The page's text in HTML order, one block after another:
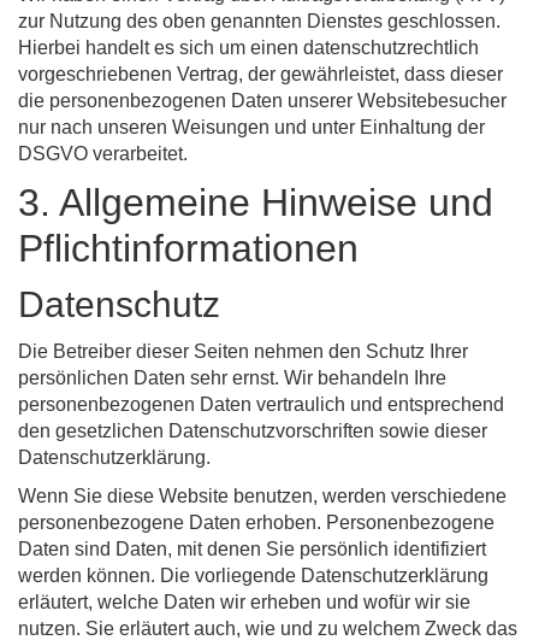
zur Nutzung des oben genannten Dienstes geschlossen.
Hierbei handelt es sich um einen datenschutzrechtlich
vorgeschriebenen Vertrag, der gewährleistet, dass dieser
die personenbezogenen Daten unserer Websitebesucher
nur nach unseren Weisungen und unter Einhaltung der
DSGVO verarbeitet.
3. Allgemeine Hinweise und
Pflicht­informationen
Datenschutz
Die Betreiber dieser Seiten nehmen den Schutz Ihrer
persönlichen Daten sehr ernst. Wir behandeln Ihre
personenbezogenen Daten vertraulich und entsprechend
den gesetzlichen Datenschutzvorschriften sowie dieser
Datenschutzerklärung.
Wenn Sie diese Website benutzen, werden verschiedene
personenbezogene Daten erhoben. Personenbezogene
Daten sind Daten, mit denen Sie persönlich identifiziert
werden können. Die vorliegende Datenschutzerklärung
erläutert, welche Daten wir erheben und wofür wir sie
nutzen. Sie erläutert auch, wie und zu welchem Zweck das